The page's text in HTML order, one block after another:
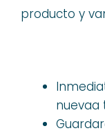
producto y
nuevaa